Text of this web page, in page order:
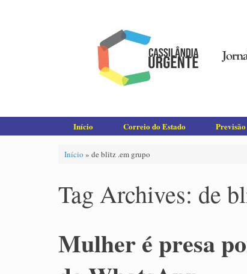
Início Correio do Estado
Início » de blitz .em grupo
Tag Archives: de
Mulher é presa